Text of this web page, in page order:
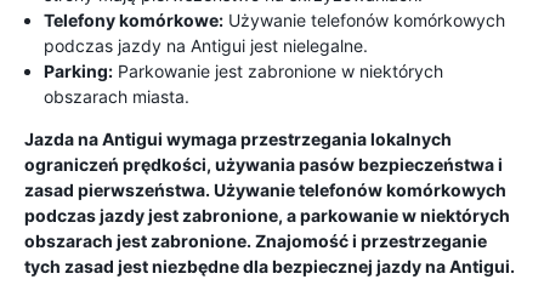
Telefony komórkowe: Używanie telefonów komórkowych
podczas jazdy na Antigui jest nielegalne.
Parking: Parkowanie jest zabronione w niektórych
obszarach miasta.
Jazda na Antigui wymaga przestrzegania lokalnych
ograniczeń prędkości, używania pasów bezpieczeństwa i
zasad pierwszeństwa. Używanie telefonów komórkowych
podczas jazdy jest zabronione, a parkowanie w niektórych
obszarach jest zabronione. Znajomość i przestrzeganie
tych zasad jest niezbędne dla bezpiecznej jazdy na Antigui.